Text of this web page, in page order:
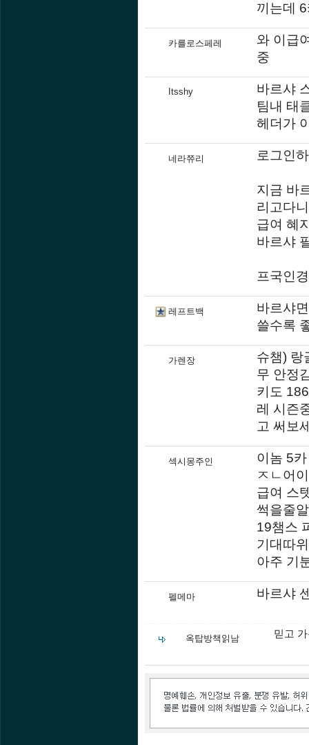
끼는데
카를로스페레
와 이급
중
Itsshy
바르샤
팀내 태
헤더가
네라쮸리 로그인
지금 바
리고다
급여 혜
바르샤
프국인
레프트백
바르샤
쓸수록
가렌장
슈챔) 랑
무 안정
키도
레 시즌
고 써보
섹시몽주인
이놈 5
ㅈㄴ어
급여 스
썩을줄
19챔스
기대따
아주 기
펠메마 바르샤
옥탑방책읽남 믿고